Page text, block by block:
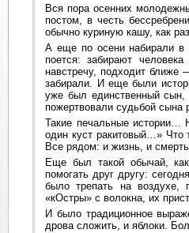
Вся пора осенних
постом, в честь
обычно куриную кашу, как
А еще по осени набирали в
поется: забирают
навстречу, подходит
забирали. И еще были
уже был единственный сын,
пожертвовали судьбой
Такие печальные истории…
один куст ракитовый…»
Все рядом: и жизнь, и
Еще был такой обычай,
помогать друг другу:
было трепать на воздухе,
«кОстры» с волокна, их
И было традиционное
дрова сложить, и яблоки.